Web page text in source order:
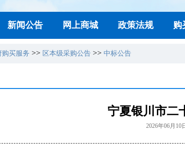
新闻公告 网上商城 政策法规 购
购买服务 >> 区本级采购公告 >> 中标公告
宁夏银川市二
2026年06月10